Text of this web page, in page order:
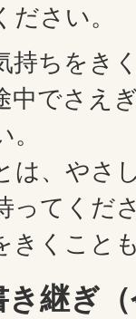
さい。
持ちをき
中でさえ
は、やさ
ってくだ
きくこと
継ぎ